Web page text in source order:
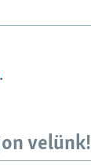
.
velünk!